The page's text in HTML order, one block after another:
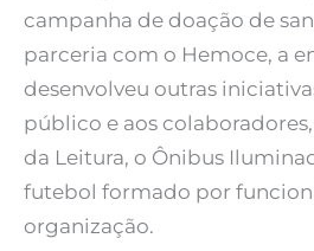
campanha de doação de
parceria com o Hemoce, a
desenvolveu outras
público e aos
da Leitura, o Ônibus
futebol formado por
organização.